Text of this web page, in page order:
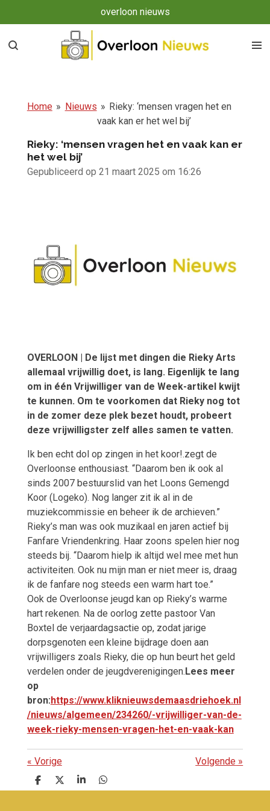
direct
naar
overloon nieuws
Home » Nieuws » Rieky: ‘mensen vragen het en
vaak kan er het wel bij’
Rieky: ‘mensen vragen het en vaak kan er
het wel bij’
Gepubliceerd op 21 maart 2025 om 16:26
OVERLOON | De lijst met dingen die Rieky Arts
allemaal vrijwillig doet, is lang. Eigenlijk te lang
om in één Vrijwilliger van de Week-artikel kwijt
te kunnen. Om te voorkomen dat Rieky nog tot
in de zomer deze plek bezet houdt, probeert
deze vrijwilligster zelf alles samen te vatten.
Ik ben echt dol op zingen in het koor!.zegt de
Overloonse enthousiast. “Daarom ben ik ook al
sinds 2007 bestuurslid van het Loons Gemengd
Koor (Logeko). Nog langer zit ik al in de
muziekcommissie en beheer ik de archieven.”
Rieky’s man was ook muzikaal en jaren actief bij
Fanfare Vriendenkring. Haar zoons spelen hier nog
steeds bij. “Daarom hielp ik altijd wel mee met hun
activiteiten. Ook nu mijn man er niet meer is, draag
ik de fanfare nog steeds een warm hart toe.”
Ook de Overloonse jeugd kan op Rieky’s warme
hart rekenen. Na de oorlog zette pastoor Van
Boxtel de verjaardagsactie op, zodat jarige
dorpsgenoten een kleine bijdrage doen aan
vrijwilligers zoals Rieky, die op hun beurt het geld
verdelen onder de jeugdverenigingen.Lees meer
op
bron:https://www.kliknieuwsdemaasdriehoek.nl
/nieuws/algemeen/234260/-vrijwilliger-van-de-
week-rieky-mensen-vragen-het-en-vaak-kan
« Vorige Volgende »
D
e
D
e
S
h
D
e